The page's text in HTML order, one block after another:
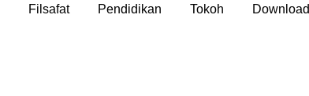
Filsafat Pendidikan Tokoh Download